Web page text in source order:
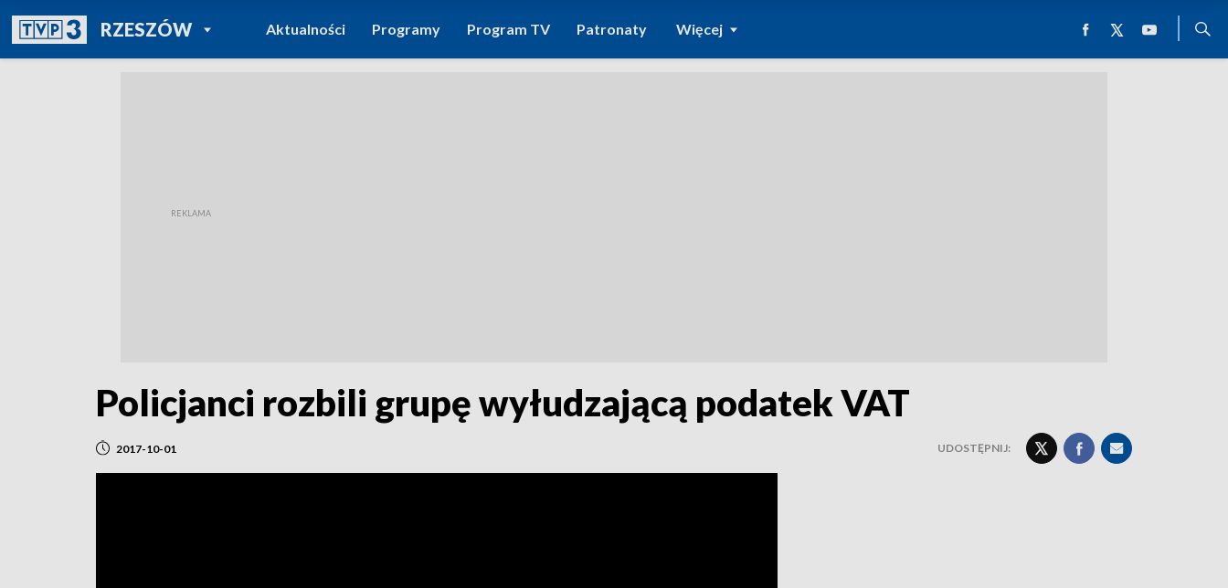
RZESZÓWPOWRÓT DO
TVP REGIONY
Aktualności Programy Program TV Patronaty Więcej
Policjanci rozbili grupę wyłudzającą podatek VAT
2017-10-01 UDOSTĘPNIJ: